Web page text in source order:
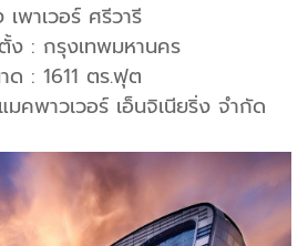
เพาเวอร์ ศรีวารี
ง : กรุงเทพมหานคร
ด : 1611 ตร.ฟุต
คพาวเวอร์ เอ็นจิเนียริ่ง จำกัด